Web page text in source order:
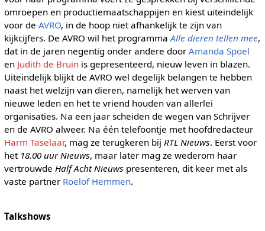
omroepen en productiemaatschappijen en kiest uiteindelijk
voor de AVRO, in de hoop niet afhankelijk te zijn van
kijkcijfers. De AVRO wil het programma Alle dieren tellen mee,
dat in de jaren negentig onder andere door Amanda Spoel
en Judith de Bruinis gepresenteerd, nieuw leven in blazen.
Uiteindelijk blijkt de AVRO wel degelijk belangen te hebben
naast het welzijn van dieren, namelijk het werven van
nieuwe leden en het te vriend houden van allerlei
organisaties. Na een jaar scheiden de wegen van Schrijver
en de AVRO alweer. Na één telefoontje met hoofdredacteur
Harm Taselaar, mag ze terugkeren bij RTL Nieuws. Eerst voor
het 18.00 uur Nieuws, maar later mag ze wederom haar
vertrouwde Half Acht Nieuws presenteren, dit keer met als
vaste partner Roelof Hemmen.
Talkshows